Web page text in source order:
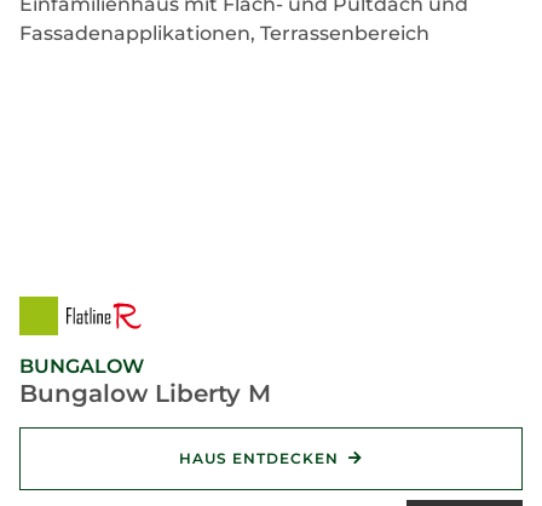
BUNGALOW
Bungalow Liberty M
HAUS ENTDECKEN